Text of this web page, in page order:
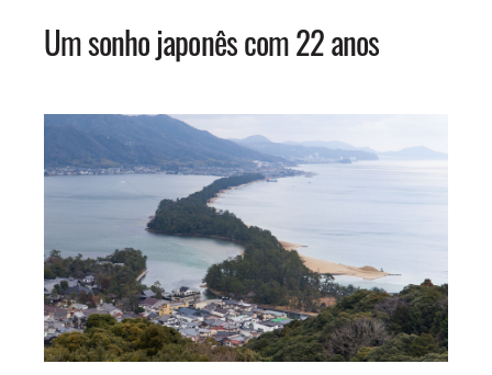
Um sonho japonês com 22 anos